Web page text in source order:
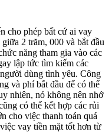
cho phép bất cứ ai vay
2 trăm, 000 và bắt đầu
năng tham gia vào các
lập tức tìm kiếm các
dùng tình yêu. Công
và phí bắt đầu để có thể
nhiên, nó không nên nhớ
có thể kết hợp các rủi
cho việc thanh toán quá
vay tiền mặt tốt hơn từ